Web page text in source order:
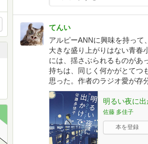
てんい
アルピーANNに興味を持って
大きな盛り上がりはない青春
には、揺さぶられるものがあ
持ちは、同じく何かがとてつ
思った。作者のラジオ愛が存
明るい夜に
佐藤 多佳子
本を登録